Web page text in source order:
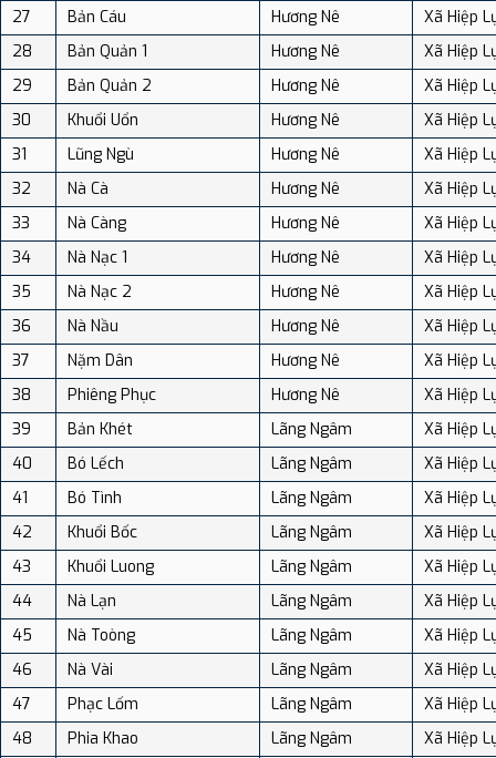
27
Bản Cáu Hương Nê
Xã Hiệp
28
Bản Quản 1 Hương Nê
Xã Hiệp
29
Bản Quản 2 Hương Nê
Xã Hiệp
30
Khuổi Uổn Hương Nê
Xã Hiệp
31
Lũng Ngù Hương Nê
Xã Hiệp
32
Nà Cà Hương Nê
Xã Hiệp
33
Nà Càng Hương Nê
Xã Hiệp
34
Nà Nạc 1 Hương Nê
Xã Hiệp
35
Nà Nạc 2 Hương Nê
Xã Hiệp
36
Nà Nầu Hương Nê
Xã Hiệp
37
Nặm Dân Hương Nê
Xã Hiệp
38
Phiêng Phục Hương Nê
Xã Hiệp
39
Bản Khét Lãng Ngâm
Xã Hiệp
40
Bó Lếch Lãng Ngâm
Xã Hiệp
41
Bó Tình Lãng Ngâm
Xã Hiệp
42
Khuổi Bốc Lãng Ngâm
Xã Hiệp
43
Khuổi Luong Lãng Ngâm
Xã Hiệp
44
Nà Lạn Lãng Ngâm
Xã Hiệp
45
Nà Toòng Lãng Ngâm
Xã Hiệp
46
Nà Vài Lãng Ngâm
Xã Hiệp
47
Phạc Lốm Lãng Ngâm
Xã Hiệp
48
Phia Khao Lãng Ngâm
Xã Hiệp